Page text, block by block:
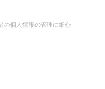
の個人情報の管理に細心